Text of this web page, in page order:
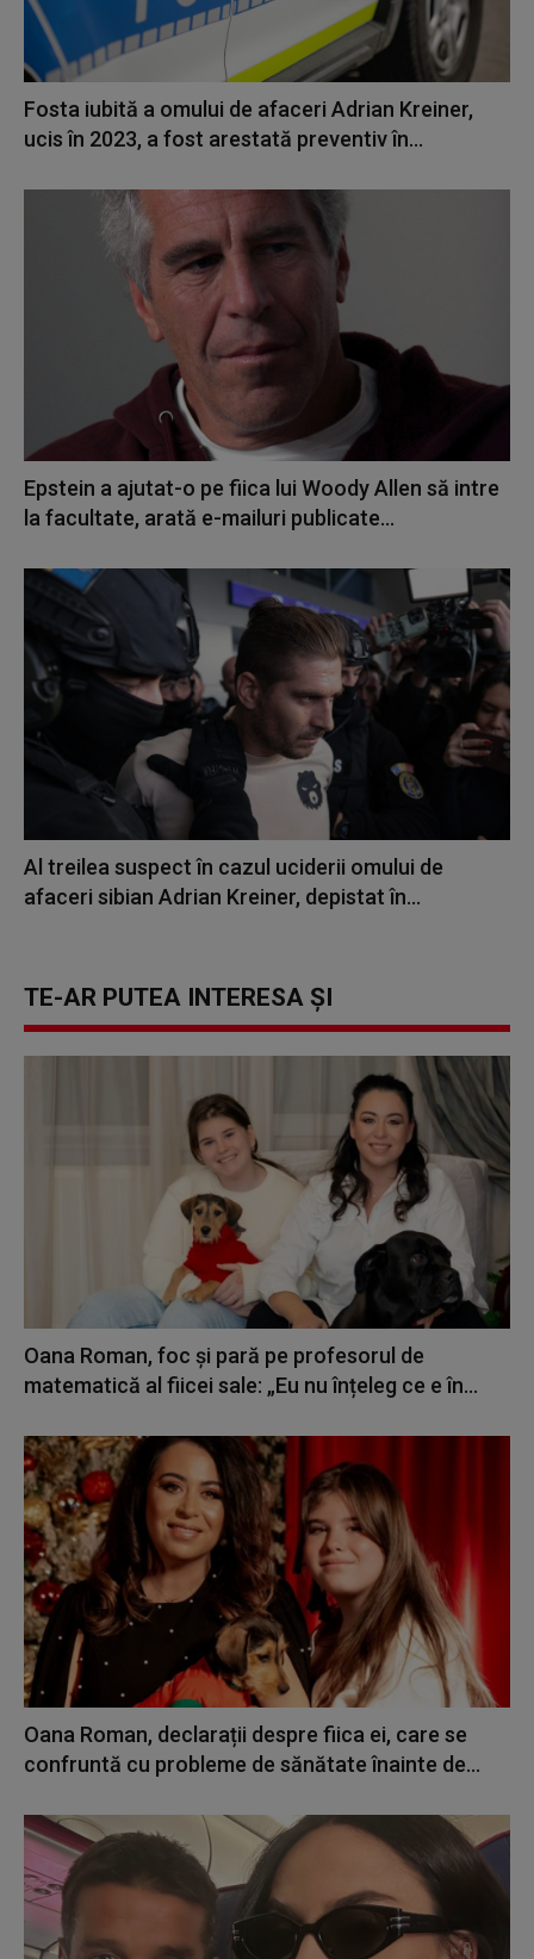
Fosta iubită a omului de afaceri Adrian Kreiner,
ucis în 2023, a fost arestată preventiv în...
Epstein a ajutat-o pe fiica lui Woody Allen să intre
la facultate, arată e-mailuri publicate...
Al treilea suspect în cazul uciderii omului de
afaceri sibian Adrian Kreiner, depistat în...
TE-AR PUTEA INTERESA ȘI
Oana Roman, foc și pară pe profesorul de
matematică al fiicei sale: „Eu nu înțeleg ce e în...
Oana Roman, declarații despre fiica ei, care se
confruntă cu probleme de sănătate înainte de...